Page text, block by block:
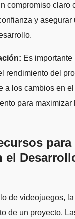
compromiso claro
y
Es importante
rendimiento del
a los cambios en
para
para
el
de videojuegos,
de un proyecto.